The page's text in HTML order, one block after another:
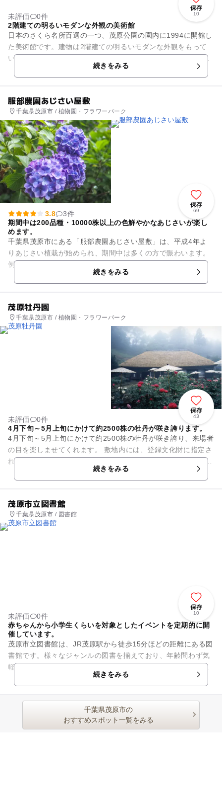
保存
10
未評価
0件
2階建ての明るいモダンな外観の美術館
日本のさくら名所百選の一つ、茂原公園の園内に1994に開館し
た美術館です。建物は2階建ての明るいモダンな外観をもって
います。「こころ、ふれあい、ゆとり」をテーマに千葉県茂原
市の芸術文化の活動拠点...続きをみる
服部農園あじさい屋敷
千葉県茂原市 / 植物園・フラワーパーク
保存
69
3.8
3件
期間中は200品種・10000株以上の色鮮やかなあじさいが楽し
めます。
千葉県茂原市にある「服部農園あじさい屋敷」は、平成4年よ
りあじさい植栽が始められ、期間中は多くの方で賑わいます。
例年6月～7月上旬に見ごろを迎え、約300品種、10000株以上
続きをみる
茂原牡丹園
千葉県茂原市 / 植物園・フラワーパーク
保存
43
未評価
0件
4月下旬～5月上旬にかけて約2500株の牡丹が咲き誇ります。
4月下旬～5月上旬にかけて約2500株の牡丹が咲き誇り、来場者
の目を楽しませてくれます。 敷地内には、登録文化財に指定さ
れた1730年築の古民家があり、茶屋として利用されています。
続きをみる
茂原市立図書館
千葉県茂原市 / 図書館
保存
10
未評価
0件
赤ちゃんから小学生くらいを対象としたイベントを定期的に開
催しています。
茂原市立図書館は、JR茂原駅から徒歩15分ほどの距離にある図
書館です。様々なジャンルの図書を揃えており、年齢問わず気
軽に利用できます。館内は、一般コーナー、中学生や高校生向
けのティーンズコーナー...続きをみる
千葉県茂原市の
おすすめスポット一覧をみる